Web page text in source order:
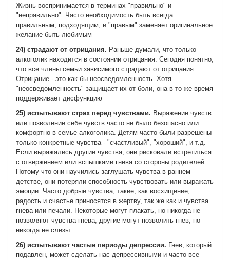
Жизнь воспринимается в терминах "правильно" и
"неправильно". Часто необходимость быть всегда
правильным, подходящим, и "правым" заменяет оригинальное
желание быть любимым
24) страдают от отрицания. Раньше думали, что только
алкоголик находится в состоянии отрицания. Сегодня понятно,
что все члены семьи зависимого страдают от отрицания.
Отрицание - это как бы неосведомленность. Хотя
"неосведомленность" защищает их от боли, она в то же время
поддерживает дисфункцию
25) испытывают страх перед чувствами. Выражение чувств
или позволение себе чувств часто не было безопасно или
комфортно в семье алкоголика. Детям часто были разрешены
только конкретные чувства - "счастливый", "хороший", и т.д.
Если выражались другие чувства, они рисковали встретиться
с отвержением или вспышками гнева со стороны родителей.
Потому что они научились заглушать чувства в раннем
детстве, они потеряли способность чувствовать или выражать
эмоции. Часто добрые чувства, такие, как восхищение,
радость и счастье приносятся в жертву, так же как и чувства
гнева или печали. Некоторые могут плакать, но никогда не
позволяют чувства гнева, другие могут позволить гнев, но
никогда не слезы
26) испытывают частые периоды депрессии. Гнев, который
подавлен, может сделать нас депрессивными и часто все